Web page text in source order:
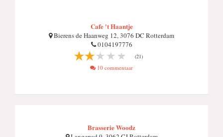
Cafe 't Haantje
Bierens de Haanweg 12, 3076 DC Rotterdam
0104197776
(21)
10 commentaar
Brasserie Woodz